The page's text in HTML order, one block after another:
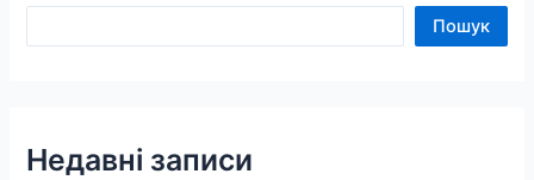
Пошук
Недавні записи